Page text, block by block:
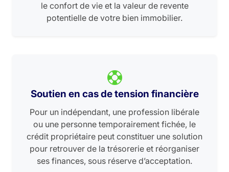
le confort de vie et la valeur de revente
potentielle de votre bien immobilier.
Soutien en cas de tension financière
Pour un indépendant, une profession libérale
ou une personne temporairement fichée, le
crédit propriétaire peut constituer une solution
pour retrouver de la trésorerie et réorganiser
ses finances, sous réserve d’acceptation.